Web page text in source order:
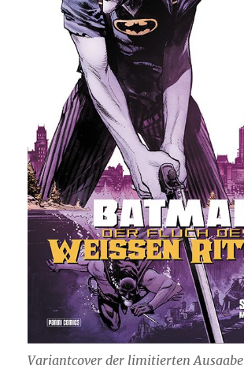
Variantcover der limitierten Ausgabe